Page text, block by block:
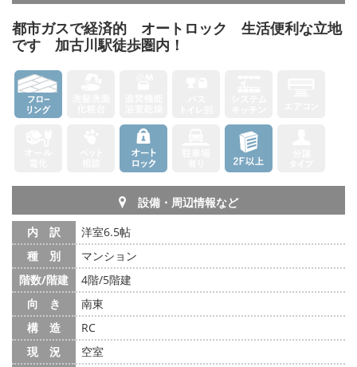
都市ガスで経済的 オートロック 生活便利な立地
です 加古川駅徒歩圏内！
設備・周辺情報など
内 訳
洋室6.5帖
種 別
マンション
階数/階建
4階/5階建
向 き
南東
構 造
RC
現 況
空室